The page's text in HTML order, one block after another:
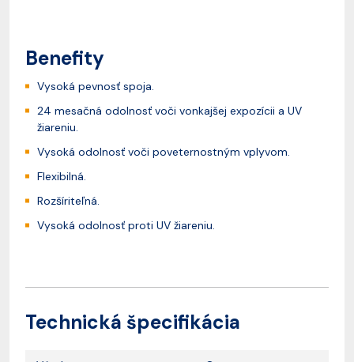
Benefity
Vysoká pevnosť spoja.
24 mesačná odolnosť voči vonkajšej expozícii a UV
žiareniu.
Vysoká odolnosť voči poveternostným vplyvom.
Flexibilná.
Rozšíriteľná.
Vysoká odolnosť proti UV žiareniu.
Technická špecifikácia